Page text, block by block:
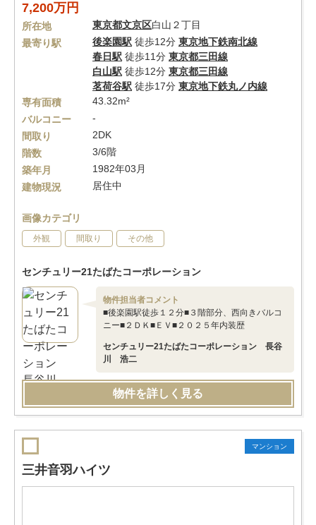
7,200万円
所在地 東京都文京区白山２丁目
最寄り駅
後楽園駅 徒歩12分 東京地下鉄南北線
春日駅 徒歩11分 東京都三田線
白山駅 徒歩12分 東京都三田線
茗荷谷駅 徒歩17分 東京地下鉄丸ノ内線
専有面積
43.32m²
バルコニー
-
間取り
2DK
階数
3/6階
築年月
1982年03月
建物現況
居住中
画像カテゴリ
外観 間取り その他
センチュリー21たばたコーポレーション
物件担当者コメント
■後楽園駅徒歩１２分■３階部分、西向きバルコ
ニー■２ＤＫ■ＥＶ■２０２５年内装歴
センチュリー21たばたコーポレーション 長谷
川 浩二
物件を詳しく見る
マンション
三井音羽ハイツ